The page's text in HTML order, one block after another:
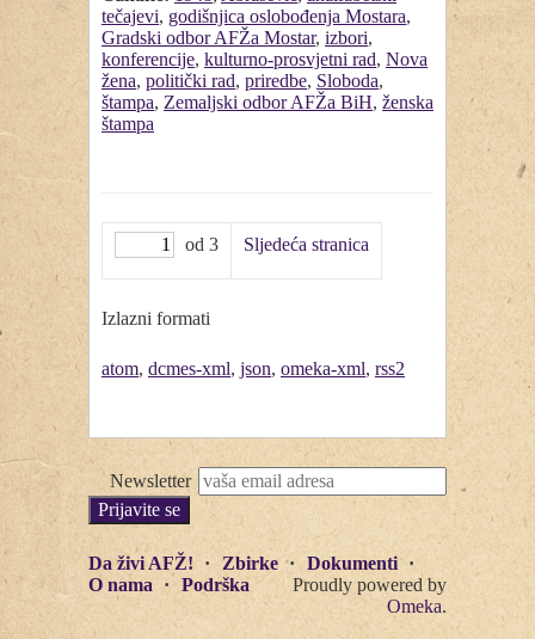
tečajevi, godišnjica oslobođenja Mostara,
Gradski odbor AFŽa Mostar, izbori,
konferencije, kulturno-prosvjetni rad, Nova
žena, politički rad, priredbe, Sloboda,
štampa, Zemaljski odbor AFŽa BiH, ženska
štampa
od 3 Sljedeća stranica
Izlazni formati
atom, dcmes-xml, json, omeka-xml, rss2
Newsletter
Da živi AFŽ! Zbirke
Dokumenti
O nama
Podrška
Proudly powered by
Omeka.